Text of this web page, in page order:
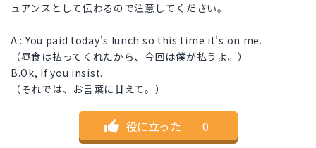
ュアンスとして伝わるので注意してください。
A : You paid today's lunch so this time it’s on me.
（昼食は払ってくれたから、今回は僕が払うよ。）
B.Ok, If you insist.
（それでは、お言葉に甘えて。）
役に立った ｜ 0